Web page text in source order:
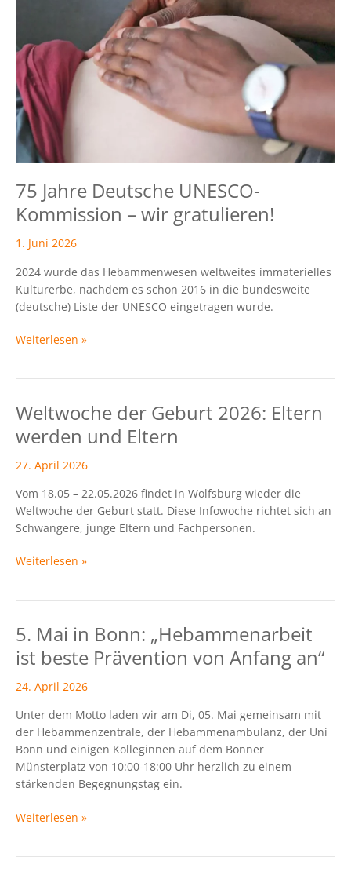
75 Jahre Deutsche UNESCO-
Kommission – wir gratulieren!
1. Juni 2026
2024 wurde das Hebammenwesen weltweites immaterielles
Kulturerbe, nachdem es schon 2016 in die bundesweite
(deutsche) Liste der UNESCO eingetragen wurde.
wir
gratulieren!
Weiterlesen »
Weltwoche der Geburt 2026: Eltern
werden und Eltern
27. April 2026
Vom 18.05 – 22.05.2026 findet in Wolfsburg wieder die
Weltwoche der Geburt statt. Diese Infowoche richtet sich an
Schwangere, junge Eltern und Fachpersonen.
Weltwoche
Geburt
2026:
werden
und
Eltern
Weiterlesen »
5. Mai in Bonn: „Hebammenarbeit
ist beste Prävention von Anfang an“
24. April 2026
Unter dem Motto laden wir am Di, 05. Mai gemeinsam mit
der Hebammenzentrale, der Hebammenambulanz, der Uni
Bonn und einigen Kolleginnen auf dem Bonner
Münsterplatz von 10:00-18:00 Uhr herzlich zu einem
stärkenden Begegnungstag ein.
5.
Mai
in
Bonn:
ist
beste
Prävention
von
Anfang
Weiterlesen »